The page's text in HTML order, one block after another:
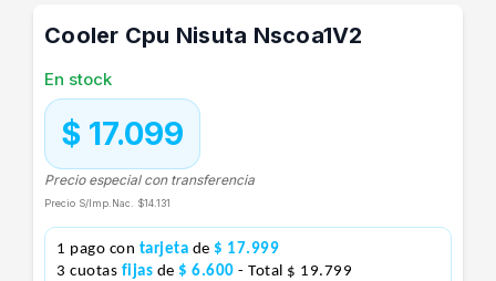
Cooler Cpu Nisuta Nscoa1V2
En stock
$ 17.099
Precio especial con transferencia
Precio S/Imp.Nac. $14.131
1 pago con tarjeta de $ 17.999
3 cuotas fijas de $ 6.600 - Total $ 19.799